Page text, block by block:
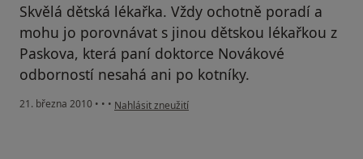
Skvělá dětská lékařka. Vždy ochotně poradí a
mohu jo porovnávat s jinou dětskou lékařkou z
Paskova, která paní doktorce Novákové
odborností nesahá ani po kotníky.
21. března 2010 • • • podle názoru uživatele Pacient
Nahlásit zneužití